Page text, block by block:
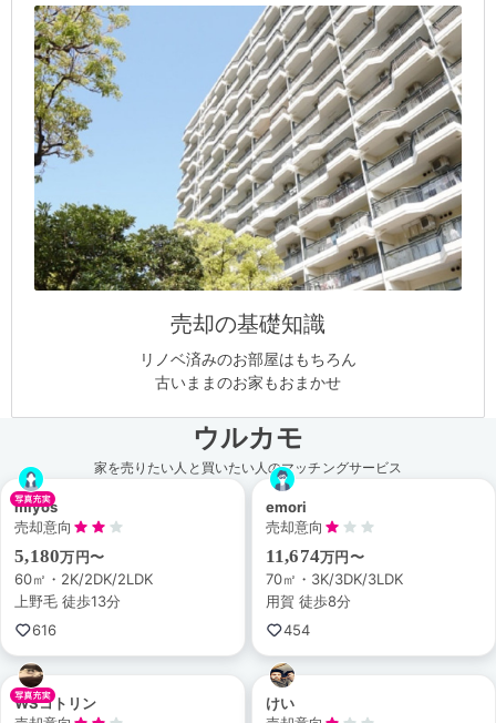
売却の基礎知識
リノベ済みのお部屋はもちろん
古いままのお家もおまかせ
ウルカモ
家を売りたい人と買いたい人のマッチングサービス
miyos
売却意向
5,180万円〜
60㎡・2K/2DK/2LDK
上野毛 徒歩13分
616
emori
売却意向
11,674万円〜
70㎡・3K/3DK/3LDK
用賀 徒歩8分
454
WSコトリン
けい